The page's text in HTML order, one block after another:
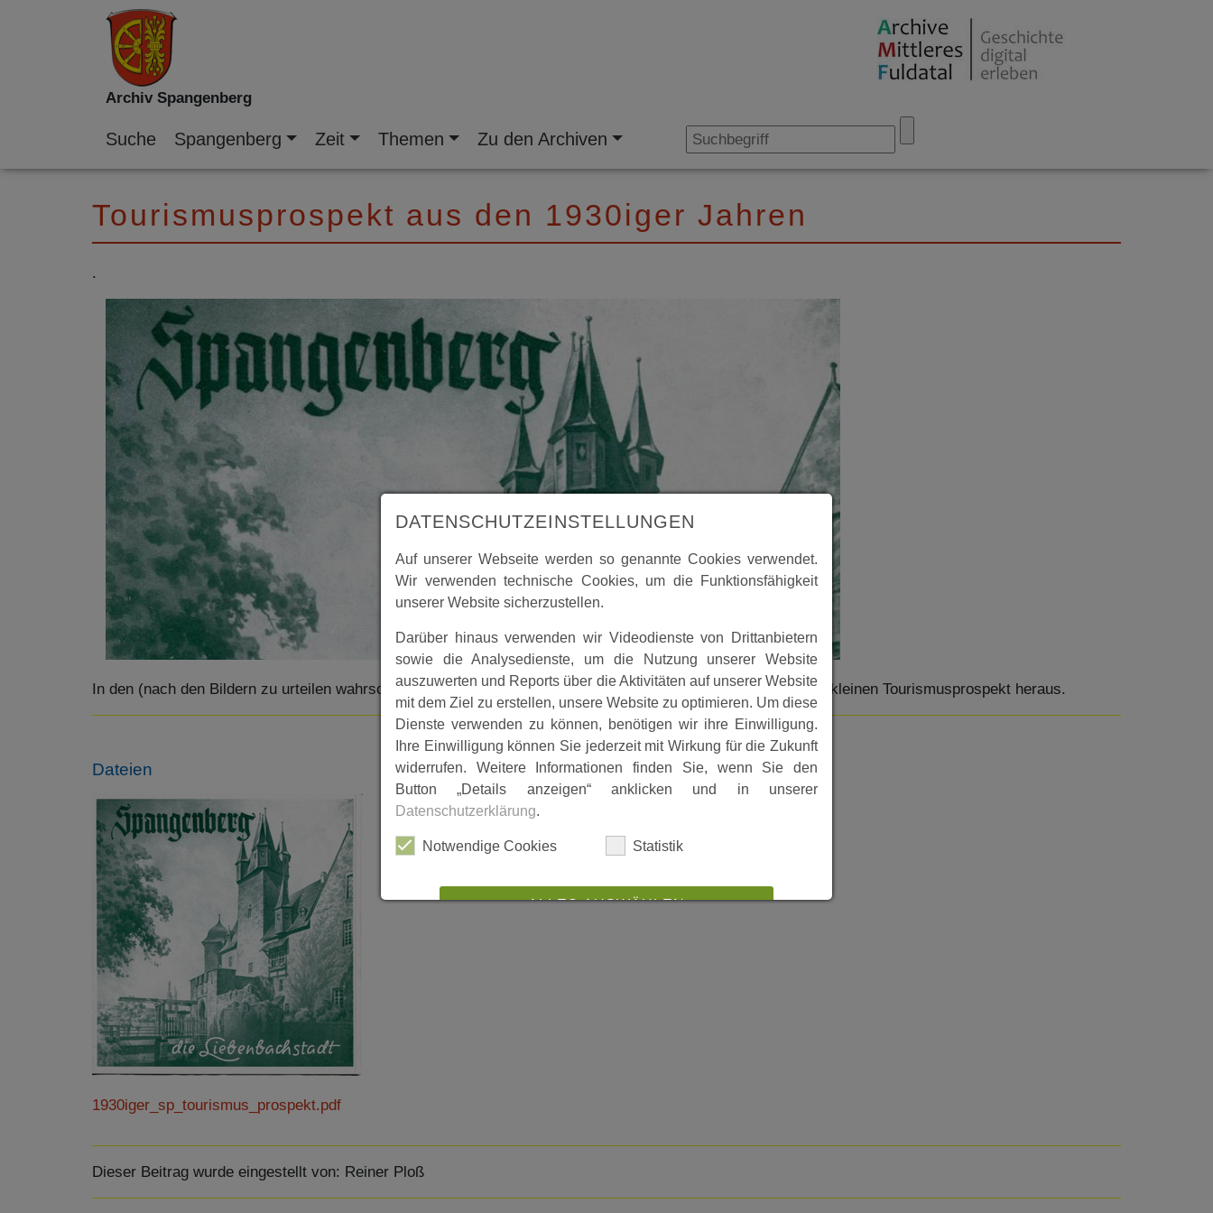
Archiv Spangenberg
Suche Spangenberg Zeit Themen Zu den Archiven
Tourismusprospekt aus den 1930iger Jahren
.
In den (nach den Bildern zu urteilen wahrscheinlich) in den 1930iger Jahren gab die Stadt Spangenberg einen kleinen Tourismusprospekt heraus.
Dateien
1930iger_sp_tourismus_prospekt.pdf
Dieser Beitrag wurde eingestellt von: Reiner Ploß
DATENSCHUTZEINSTELLUNGEN
Auf unserer Webseite werden so genannte Cookies verwendet.
Wir verwenden technische Cookies, um die Funktionsfähigkeit
unserer Website sicherzustellen.
Darüber hinaus verwenden wir Videodienste von Drittanbietern
sowie die Analysedienste, um die Nutzung unserer Website
auszuwerten und Reports über die Aktivitäten auf unserer Website
mit dem Ziel zu erstellen, unsere Website zu optimieren. Um diese
Dienste verwenden zu können, benötigen wir ihre Einwilligung.
Ihre Einwilligung können Sie jederzeit mit Wirkung für die Zukunft
widerrufen. Weitere Informationen finden Sie, wenn Sie den
Button „Details anzeigen“ anklicken und in unserer
Datenschutzerklärung.
Notwendige Cookies Statistik
ALLES AUSWÄHLEN